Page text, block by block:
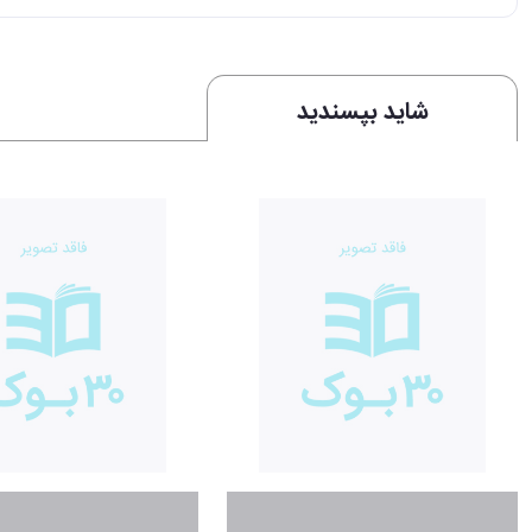
شاید بپسندید